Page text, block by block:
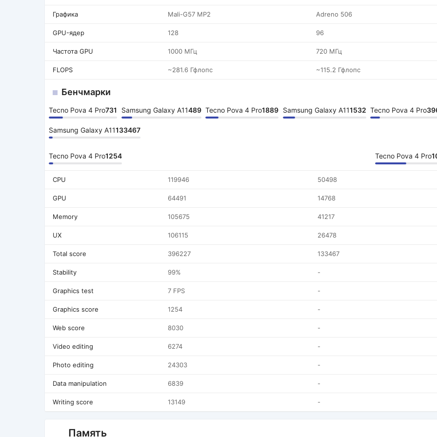
Графика Mali-G57 MP2 Adreno 506
GPU-ядер 128 96
Частота GPU 1000 МГц 720 МГц
FLOPS ~281.6 Гфлопс ~115.2 Гфлопс
Бенчмарки
Tecno Pova 4 Pro731 Samsung Galaxy A11489 Tecno Pova 4 Pro1889 Samsung Galaxy A111532 Tecno Pova 4 Pro
Samsung Galaxy A11133467
Tecno Pova 4 Pro1254 Tecno Pova 4 Pro
CPU 119946 50498
GPU 64491 14768
Memory 105675 41217
UX 106115 26478
Total score 396227 133467
Stability 99% -
Graphics test 7 FPS -
Graphics score 1254 -
Web score 8030 -
Video editing 6274 -
Photo editing 24303 -
Data manipulation 6839 -
Writing score 13149 -
Память